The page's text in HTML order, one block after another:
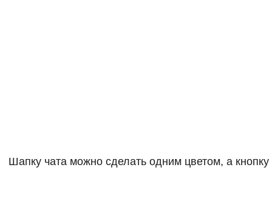
Шапку чата можно сделать одним цветом, а кнопку